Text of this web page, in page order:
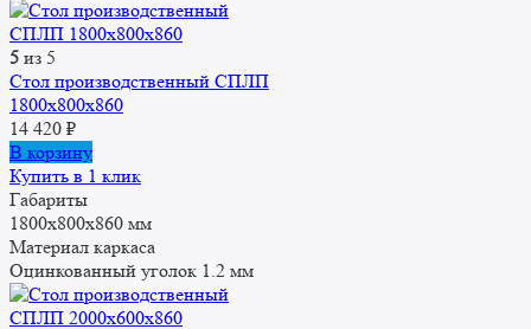
5 из 5
Стол производственный СПЛП
1800х800х860
14 420 ₽
В корзину
Купить в 1 клик
Габариты
1800x800x860 мм
Материал каркаса
Оцинкованный уголок 1.2 мм